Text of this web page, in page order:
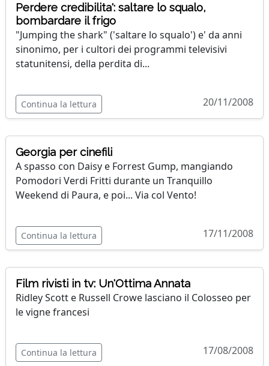
Perdere credibilita': saltare lo squalo,
bombardare il frigo
"Jumping the shark" ('saltare lo squalo') e' da anni
sinonimo, per i cultori dei programmi televisivi
statunitensi, della perdita di...
Continua la lettura 20/11/2008
Georgia per cinefili
A spasso con Daisy e Forrest Gump, mangiando
Pomodori Verdi Fritti durante un Tranquillo
Weekend di Paura, e poi... Via col Vento!
Continua la lettura 17/11/2008
Film rivisti in tv: Un'Ottima Annata
Ridley Scott e Russell Crowe lasciano il Colosseo per
le vigne francesi
Continua la lettura 17/08/2008